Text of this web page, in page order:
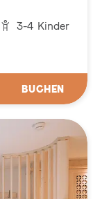
3-4 Kinder
BUCHEN